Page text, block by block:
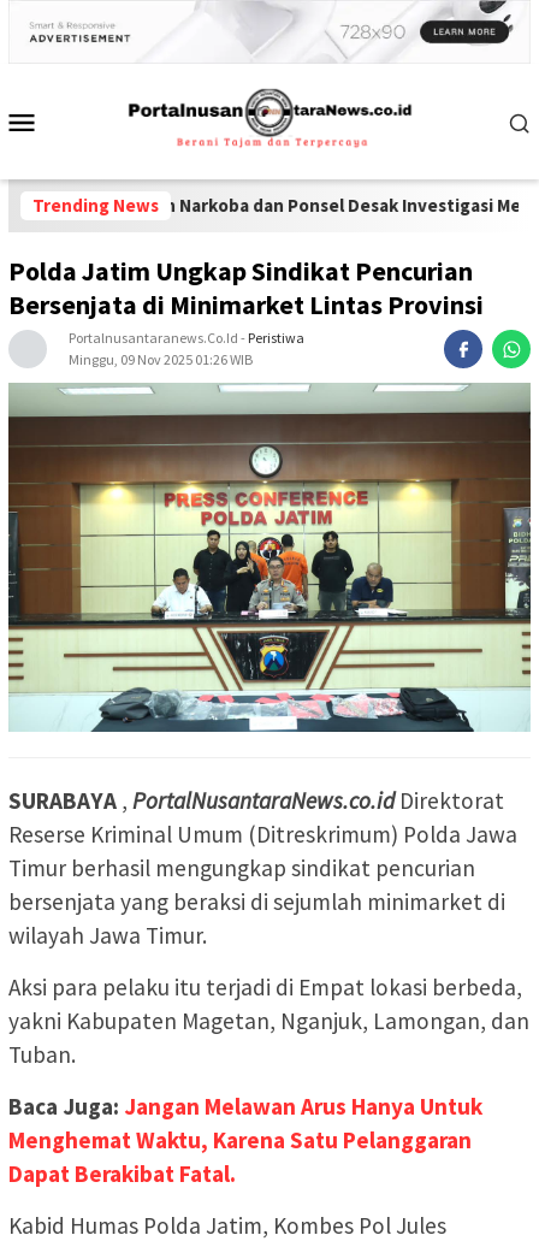
Trending News
dan Ponsel Desak Investigasi Menyeluruh di Lapas
Polda Jatim Ungkap Sindikat Pencurian
Bersenjata di Minimarket Lintas Provinsi
Portalnusantaranews.co.id - Peristiwa
Minggu, 09 Nov 2025 01:26 WIB
SURABAYA , PortalNusantaraNews.co.idDirektorat
Reserse Kriminal Umum (Ditreskrimum) Polda Jawa
Timur berhasil mengungkap sindikat pencurian
bersenjata yang beraksi di sejumlah minimarket di
wilayah Jawa Timur.
Aksi para pelaku itu terjadi di Empat lokasi berbeda,
yakni Kabupaten Magetan, Nganjuk, Lamongan, dan
Tuban.
Baca Juga: Jangan Melawan Arus Hanya Untuk
Menghemat Waktu, Karena Satu Pelanggaran
Dapat Berakibat Fatal.
Kabid Humas Polda Jatim, Kombes Pol Jules